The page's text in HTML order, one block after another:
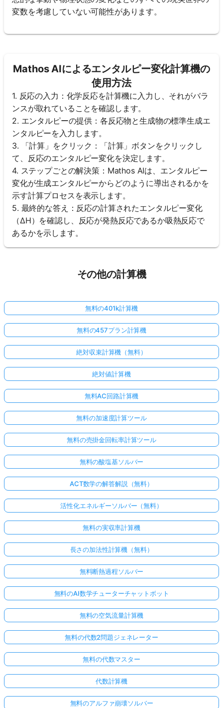
変数を考慮していない可能性があります。
Mathos AIによるエンタルピー変化計算機の
使用方法
1. 反応の入力：化学反応を計算機に入力し、それがバラ
ンスが取れていることを確認します。
2. エンタルピーの提供：各反応物と生成物の標準生成エ
ンタルピーを入力します。
3. 「計算」をクリック：「計算」ボタンをクリックし
て、反応のエンタルピー変化を決定します。
4. ステップごとの解決策：Mathos AIは、エンタルピー
変化が生成エンタルピーからどのように導出されるかを
示す計算プロセスを表示します。
5. 最終的な答え：反応の計算されたエンタルピー変化
（ΔH）を確認し、反応が発熱反応であるか吸熱反応で
あるかを示します。
その他の計算機
無料の401k計算機
無料の457プラン計算機
絶対収束計算機（無料）
絶対値計算機
無料AC回路計算機
無料の加速度計算ツール
無料の売掛金回転率計算ツール
無料の酸塩基ソルバー
ACT数学の解答解説（無料）
活性化エネルギーソルバー（無料）
無料の実収率計算機
長さの加法性計算機（無料）
無料断熱過程ソルバー
無料のAI数学チューターチャットボット
無料の空気流量計算機
無料の代数2問題ジェネレーター
無料の代数マスター
代数計算機
無料のアルファ崩壊ソルバー